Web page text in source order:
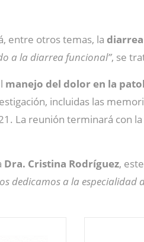
entre otros temas, la
a la diarrea funcional”, se
manejo del dolor en la
incluidas las
La reunión terminará con
Dra. Cristina Rodríguez,
dedicamos a la especialidad